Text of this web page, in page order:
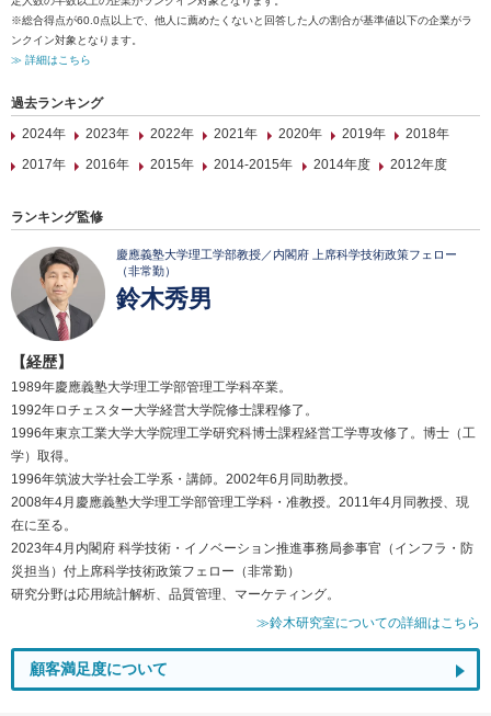
※総合得点が60.0点以上で、他人に薦めたくないと回答した人の割合が基準値以下の企業がラ
ンクイン対象となります。
≫ 詳細はこちら
過去ランキング
2024年
2023年 2022年 2021年 2020年 2019年
2018年
2017年
2016年 2015年 2014-2015年 2014年度 2012年度
ランキング監修
慶應義塾大学理工学部教授／内閣府 上席科学技術政策フェロー
（非常勤）
鈴木秀男
【経歴】
1989年慶應義塾大学理工学部管理工学科卒業。
1992年ロチェスター大学経営大学院修士課程修了。
1996年東京工業大学大学院理工学研究科博士課程経営工学専攻修了。博士（工
学）取得。
1996年筑波大学社会工学系・講師。2002年6月同助教授。
2008年4月慶應義塾大学理工学部管理工学科・准教授。2011年4月同教授、現
在に至る。
2023年4月内閣府 科学技術・イノベーション推進事務局参事官（インフラ・防
災担当）付上席科学技術政策フェロー（非常勤）
研究分野は応用統計解析、品質管理、マーケティング。
≫鈴木研究室についての詳細はこちら
顧客満足度について